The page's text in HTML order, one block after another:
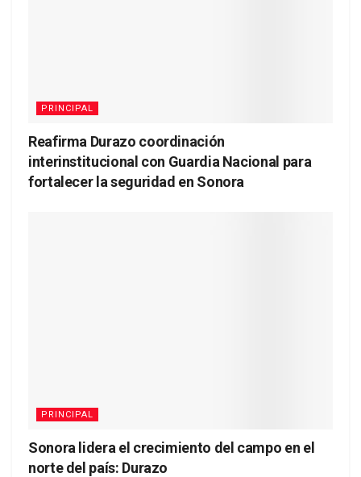
PRINCIPAL
Reafirma Durazo coordinación
interinstitucional con Guardia Nacional para
fortalecer la seguridad en Sonora
PRINCIPAL
Sonora lidera el crecimiento del campo en el
norte del país: Durazo